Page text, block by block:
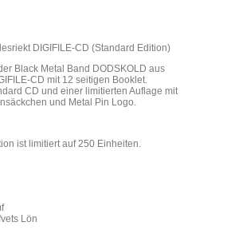
DIGIFILE-CD (Standard Edition)
Black Metal Band DODSKOLD aus
CD mit 12 seitigen Booklet.
CD und einer limitierten Auflage mit
und Metal Pin Logo.
ist limitiert auf 250 Einheiten.
Lön